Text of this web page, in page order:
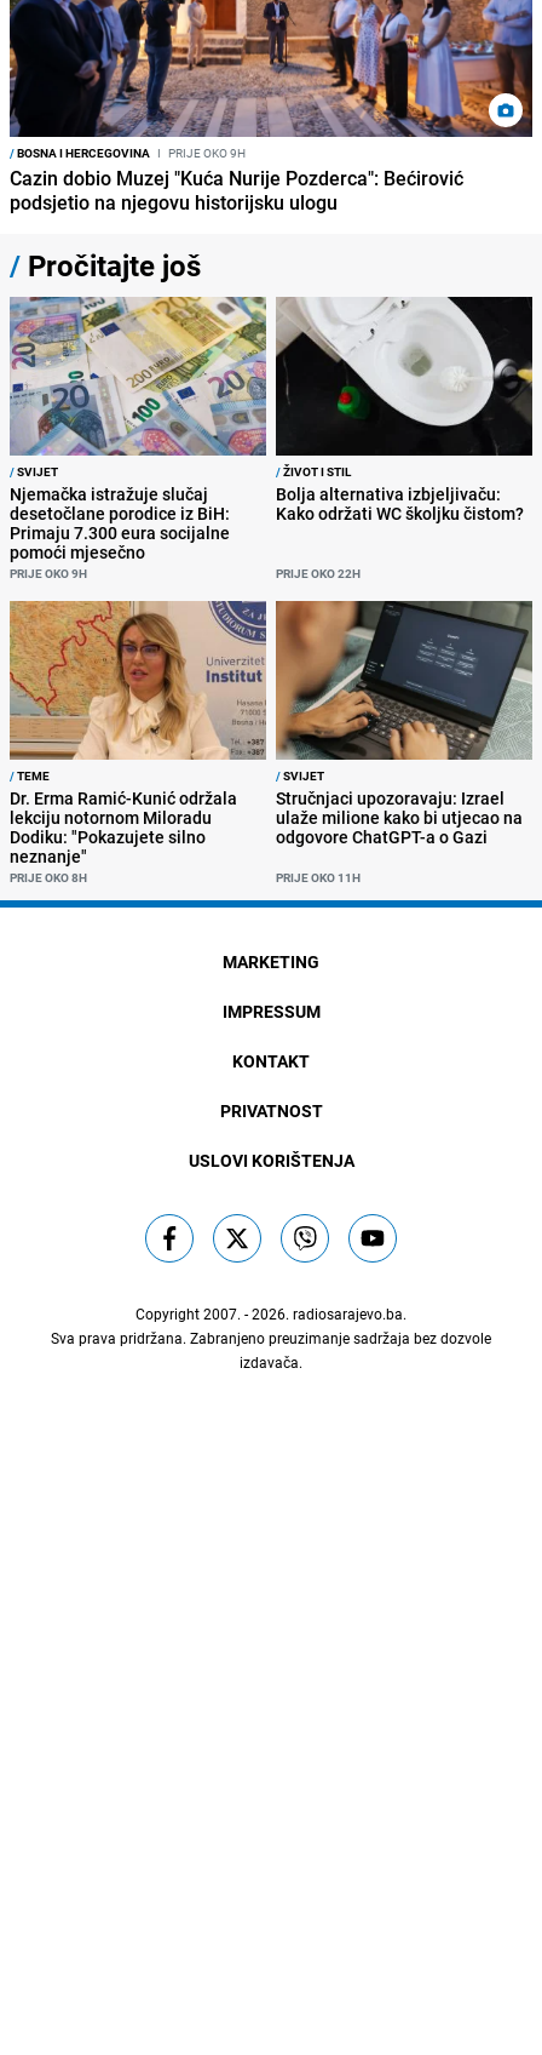
/BOSNA I HERCEGOVINA I PRIJE OKO 9H
Cazin dobio Muzej "Kuća Nurije Pozderca": Bećirović
podsjetio na njegovu historijsku ulogu
/ Pročitajte još
/SVIJET
Njemačka istražuje slučaj
desetočlane porodice iz BiH:
Primaju 7.300 eura socijalne
pomoći mjesečno
PRIJE OKO 9H
/ŽIVOT I STIL
Bolja alternativa izbjeljivaču:
Kako održati WC školjku čistom?
PRIJE OKO 22H
/TEME
Dr. Erma Ramić-Kunić održala
lekciju notornom Miloradu
Dodiku: "Pokazujete silno
neznanje"
PRIJE OKO 8H
/SVIJET
Stručnjaci upozoravaju: Izrael
ulaže milione kako bi utjecao na
odgovore ChatGPT-a o Gazi
PRIJE OKO 11H
MARKETING
IMPRESSUM
KONTAKT
PRIVATNOST
USLOVI KORIŠTENJA
Copyright 2007. - 2026. radiosarajevo.ba.
Sva prava pridržana. Zabranjeno preuzimanje sadržaja bez dozvole
izdavača.